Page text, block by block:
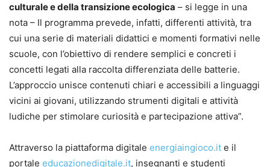
culturale e della transizione ecologica – si legge in una
nota – Il programma prevede, infatti, differenti attività, tra
cui una serie di materiali didattici e momenti formativi nelle
scuole, con l’obiettivo di rendere semplici e concreti i
concetti legati alla raccolta differenziata delle batterie.
L’approccio unisce contenuti chiari e accessibili a linguaggi
vicini ai giovani, utilizzando strumenti digitali e attività
ludiche per stimolare curiosità e partecipazione attiva”.
Attraverso la piattaforma digitale energiaingioco.it e il
portale educazionedigitale.it, insegnanti e studenti